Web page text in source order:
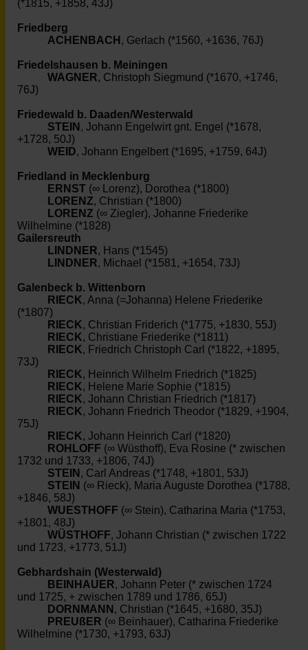
(*1815, +1858, 43J)
Friedberg
ACHENBACH , Gerlach (*1560, +1636, 76J)
Friedelshausen b. Meiningen
WAGNER, Christoph Siegmund (*1670, +1746,
76J)
Friedewald b. Daaden/Westerwald
STEIN , Johann Engelwirt gnt. Engel (*1678,
+1728, 50J)
WEID, Johann Engelbert (*1695, +1759, 64J)
Friedland in Mecklenburg
ERNST (∞ Lorenz), Dorothea (*1800)
LORENZ, Christian (*1800)
LORENZ (∞ Ziegler), Johanne Friederike
Wilhelmine (*1828)
Gailersreuth
LINDNER, Hans (*1545)
LINDNER, Michael (*1581, +1654, 73J)
Galenbeck b. Wittenborn
RIECK, Anna (=Johanna) Helene Friederike
(*1807)
RIECK, Christian Friderich (*1775, +1830, 55J)
RIECK, Christiane Friederike (*1811)
RIECK, Friedrich Christoph Carl (*1822, +1895,
73J)
RIECK, Heinrich Wilhelm Friedrich (*1825)
RIECK, Helene Marie Sophie (*1815)
RIECK, Johann Christian Friedrich (*1817)
RIECK, Johann Friedrich Theodor (*1829, +1904,
75J)
RIECK, Johann Heinrich Carl (*1820)
ROHLOFF (∞ Wüsthoff), Eva Rosine (* zwischen
1732 und 1733, +1806, 74J)
STEIN , Carl Andreas (*1748, +1801, 53J)
STEIN (∞ Rieck), Maria Auguste Dorothea (*1788,
+1846, 58J)
WUESTHOFF (∞ Stein), Catharina Maria (*1753,
+1801, 48J)
WÜSTHOFF, Johann Christian (* zwischen 1722
und 1723, +1773, 51J)
Gebhardshain (Westerwald)
BEINHAUER, Johann Peter (* zwischen 1724
und 1725, + zwischen 1789 und 1786, 65J)
DORNMANN , Christian (*1645, +1680, 35J)
PREUßER (∞ Beinhauer), Catharina Friederike
Wilhelmine (*1730, +1793, 63J)